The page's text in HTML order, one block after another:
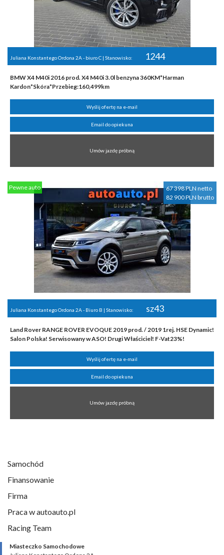
Juliana Konstantego Ordona 2A - biuro C | Stanowisko: 1244
BMW X4 M40i 2016 prod. X4 M40i 3.0l benzyna 360KM*Harman
Kardon*Skóra*Przebieg:160,499km
Wyślij ofertę na e-mail
Email do opiekuna
Umów jazdę próbną
67 398 PLN netto
82 900 PLN brutto
Pewne auto
Juliana Konstantego Ordona 2A - Biuro B | Stanowisko: sz43
Land Rover RANGE ROVER EVOQUE 2019 prod. / 2019 1rej. HSE Dynamic!
Salon Polska! Serwisowany w ASO! Drugi Właściciel! F-Vat23%!
Wyślij ofertę na e-mail
Email do opiekuna
Umów jazdę próbną
Samochód
Finansowanie
Firma
Praca w autoauto.pl
Racing Team
Miasteczko Samochodowe